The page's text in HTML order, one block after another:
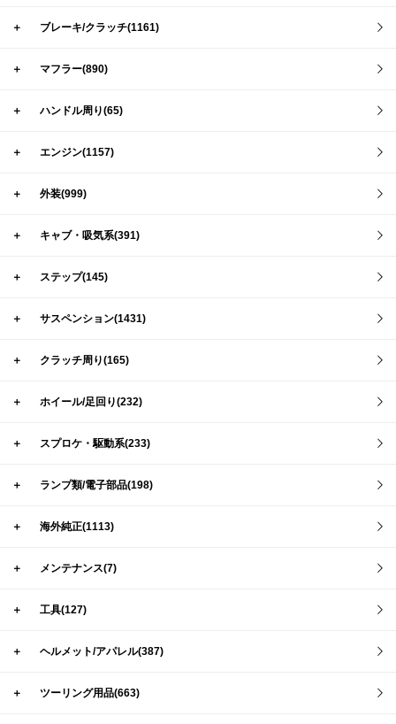
＋ ブレーキ/クラッチ(1161)
＋ マフラー(890)
＋ ハンドル周り(65)
＋ エンジン(1157)
＋ 外装(999)
＋ キャブ・吸気系(391)
＋ ステップ(145)
＋ サスペンション(1431)
＋ クラッチ周り(165)
＋ ホイール/足回り(232)
＋ スプロケ・駆動系(233)
＋ ランプ類/電子部品(198)
＋ 海外純正(1113)
＋ メンテナンス(7)
＋ 工具(127)
＋ ヘルメット/アパレル(387)
＋ ツーリング用品(663)